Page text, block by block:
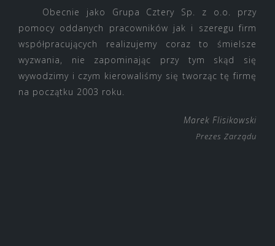
Obecnie jako Grupa Cztery Sp. z o.o. przy
pomocy oddanych pracowników jak i szeregu firm
współpracujących realizujemy coraz to śmielsze
wyzwania, nie zapominając przy tym skąd się
wywodzimy i czym kierowaliśmy się tworząc tę firmę
na początku 2003 roku.
Marek Flisikowski
Prezes Zarządu